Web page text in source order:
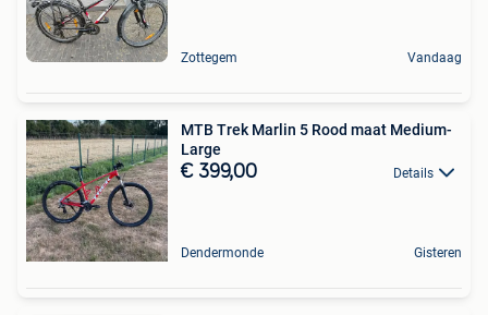
Zottegem Vandaag
MTB Trek Marlin 5 Rood maat Medium-
Large
€ 399,00 Details
Dendermonde Gisteren